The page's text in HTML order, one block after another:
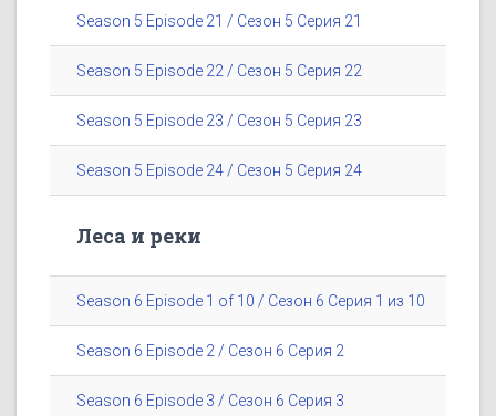
Season 5 Episode 21 / Сезон 5 Серия 21
Season 5 Episode 22 / Сезон 5 Серия 22
Season 5 Episode 23 / Сезон 5 Серия 23
Season 5 Episode 24 / Сезон 5 Серия 24
Леса и реки
Season 6 Episode 1 of 10 / Сезон 6 Серия 1 из 10
Season 6 Episode 2 / Сезон 6 Серия 2
Season 6 Episode 3 / Сезон 6 Серия 3